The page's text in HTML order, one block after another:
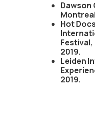
Dawson
Hot
2019.
Leiden
2019.